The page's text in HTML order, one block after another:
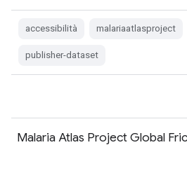
accessibilità malariaatlasproject
publisher-dataset
Malaria Atlas Project Global